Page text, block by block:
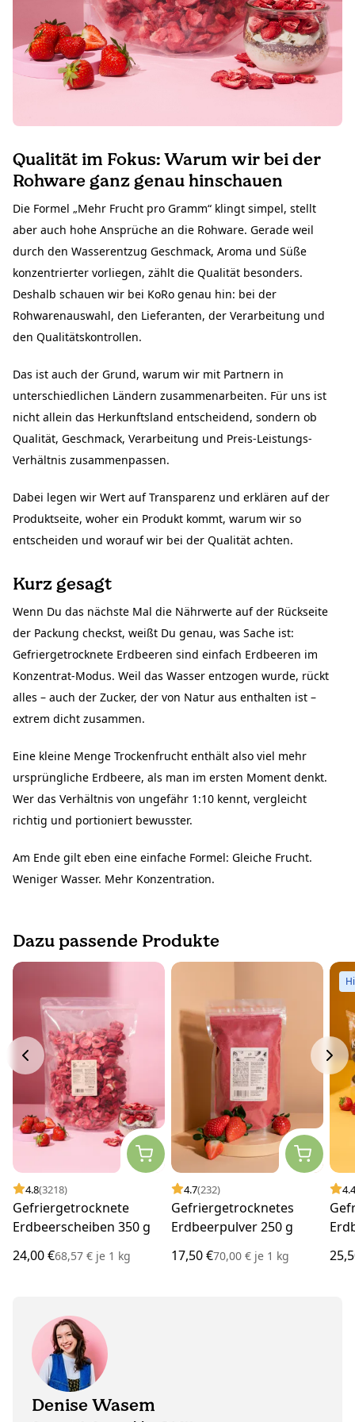
Qualität im Fokus: Warum wir bei der
Rohware ganz genau hinschauen
Die Formel „Mehr Frucht pro Gramm“ klingt simpel, stellt
aber auch hohe Ansprüche an die Rohware. Gerade weil
durch den Wasserentzug Geschmack, Aroma und Süße
konzentrierter vorliegen, zählt die Qualität besonders.
Deshalb schauen wir bei KoRo genau hin: bei der
Rohwarenauswahl, den Lieferanten, der Verarbeitung und
den Qualitätskontrollen.
Das ist auch der Grund, warum wir mit Partnern in
unterschiedlichen Ländern zusammenarbeiten. Für uns ist
nicht allein das Herkunftsland entscheidend, sondern ob
Qualität, Geschmack, Verarbeitung und Preis-Leistungs-
Verhältnis zusammenpassen.
Dabei legen wir Wert auf Transparenz und erklären auf der
Produktseite, woher ein Produkt kommt, warum wir so
entscheiden und worauf wir bei der Qualität achten.
Kurz gesagt
Wenn Du das nächste Mal die Nährwerte auf der Rückseite
der Packung checkst, weißt Du genau, was Sache ist:
Gefriergetrocknete Erdbeeren sind einfach Erdbeeren im
Konzentrat-Modus. Weil das Wasser entzogen wurde, rückt
alles – auch der Zucker, der von Natur aus enthalten ist –
extrem dicht zusammen.
Eine kleine Menge Trockenfrucht enthält also viel mehr
ursprüngliche Erdbeere, als man im ersten Moment denkt.
Wer das Verhältnis von ungefähr 1:10 kennt, vergleicht
richtig und portioniert bewusster.
Am Ende gilt eben eine einfache Formel: Gleiche Frucht.
Weniger Wasser. Mehr Konzentration.
Dazu passende Produkte
4.8(3218)
Gefriergetrocknete
Erdbeerscheiben 350 g
24,00 €68,57 € je 1 kg
4.7(232)
Gefriergetrocknetes
Erdbeerpulver 250 g
17,50 €70,00 € je 1 kg
4.4
Denise Wasem